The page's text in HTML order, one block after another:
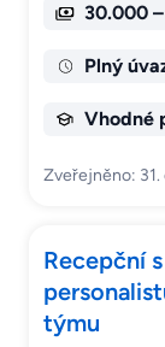
30.000
Plný
Vhodné
Zveřejněno:
Recepční
týmu